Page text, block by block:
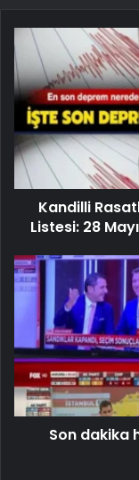
Kandilli
Listesi: 28
Son dakika